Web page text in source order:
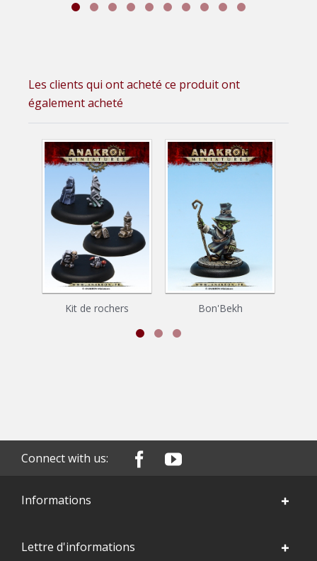
Les clients qui ont acheté ce produit ont
également acheté
Kit de rochers Bon'Bekh
Connect with us:
Informations
Lettre d'informations